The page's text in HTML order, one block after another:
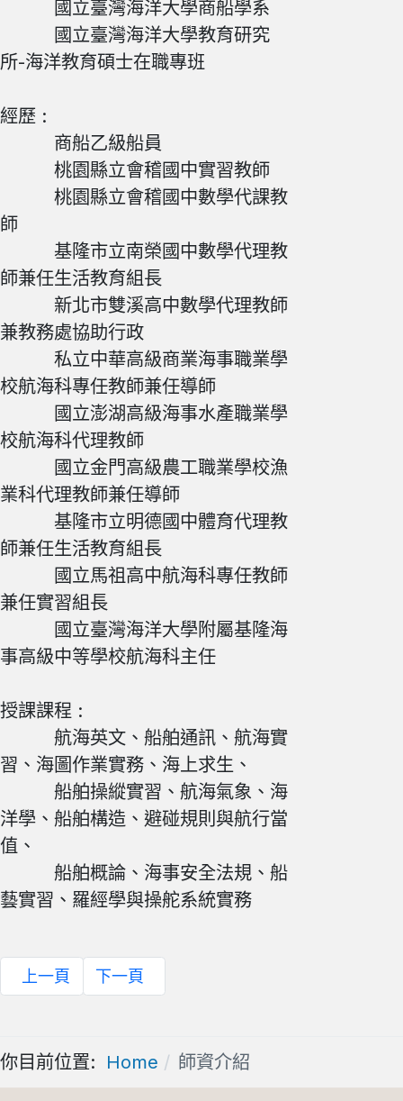
國立臺灣海洋大學商船學系
國立臺灣海洋大學教育研究
所-海洋教育碩士在職專班
經歷 :
商船乙級船員
桃園縣立會稽國中實習教師
桃園縣立會稽國中數學代課教
師
基隆市立南榮國中數學代理教
師兼任生活教育組長
新北市雙溪高中數學代理教師
兼教務處協助行政
私立中華高級商業海事職業學
校航海科專任教師兼任導師
國立澎湖高級海事水產職業學
校航海科代理教師
國立金門高級農工職業學校漁
業科代理教師兼任導師
基隆市立明德國中體育代理教
師兼任生活教育組長
國立馬祖高中航海科專任教師
兼任實習組長
國立臺灣海洋大學附屬基隆海
事高級中等學校航海科主任
授課課程 :
航海英文、船舶通訊、航海實
習、海圖作業實務、海上求生、
船舶操縱實習、航海氣象、海
洋學、船舶構造、避碰規則與航行當
值、
船舶概論、海事安全法規、船
藝實習、羅經學與操舵系統實務
上一頁 下一頁
你目前位置: Home 師資介紹